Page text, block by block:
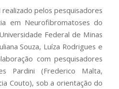
pelos pesquisadores
em Neurofibromatoses do
Federal de Minas
Souza, Luíza Rodrigues e
com pesquisadores
Pardini (Frederico Malta,
Couto), sob a orientação do